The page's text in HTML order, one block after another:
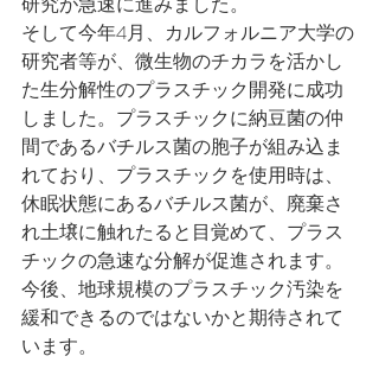
そして今年4月、カルフォルニア大学の
研究者等が、微生物のチカラを活かし
た生分解性のプラスチック開発に成功
しました。プラスチックに納豆菌の仲
間であるバチルス菌の胞子が組み込ま
れており、プラスチックを使用時は、
休眠状態にあるバチルス菌が、廃棄さ
れ土壌に触れたると目覚めて、プラス
チックの急速な分解が促進されます。
今後、 地球規模のプラスチック汚染を
緩和できるのではないかと期待されて
います。